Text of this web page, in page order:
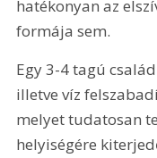
hatékonyan az
formája sem.
Egy 3-4 tagú
illetve víz
melyet tudatosan
helyiségére